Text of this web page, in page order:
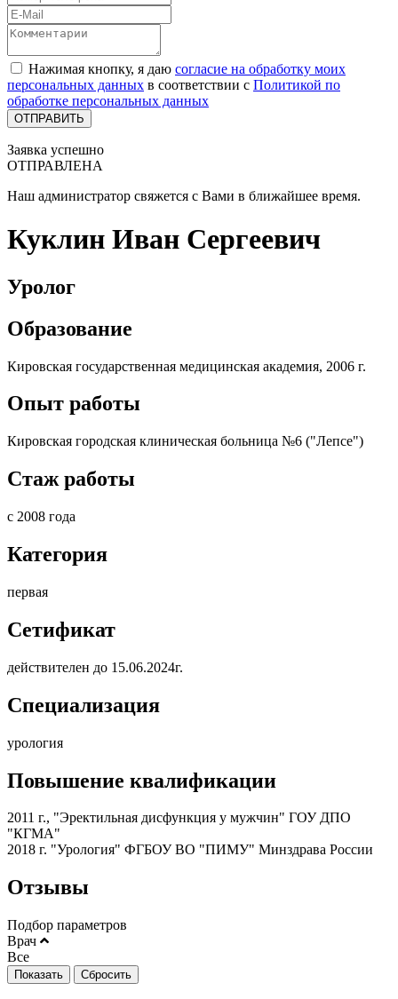
Нажимая кнопку, я даю согласие на обработку моих
персональных данных в соответствии с Политикой по
обработке персональных данных
Заявка успешно
ОТПРАВЛЕНА
Наш администратор свяжется с Вами в ближайшее время.
Куклин Иван Сергеевич
Уролог
Образование
Кировская государственная медицинская академия, 2006 г.
Опыт работы
Кировская городская клиническая больница №6 ("Лепсе")
Стаж работы
с 2008 года
Категория
первая
Сетификат
действителен до 15.06.2024г.
Специализация
урология
Повышение квалификации
2011 г., "Эректильная дисфункция у мужчин" ГОУ ДПО
"КГМА"
2018 г. "Урология" ФГБОУ ВО "ПИМУ" Минздрава России
Отзывы
Подбор параметров
Врач
Все